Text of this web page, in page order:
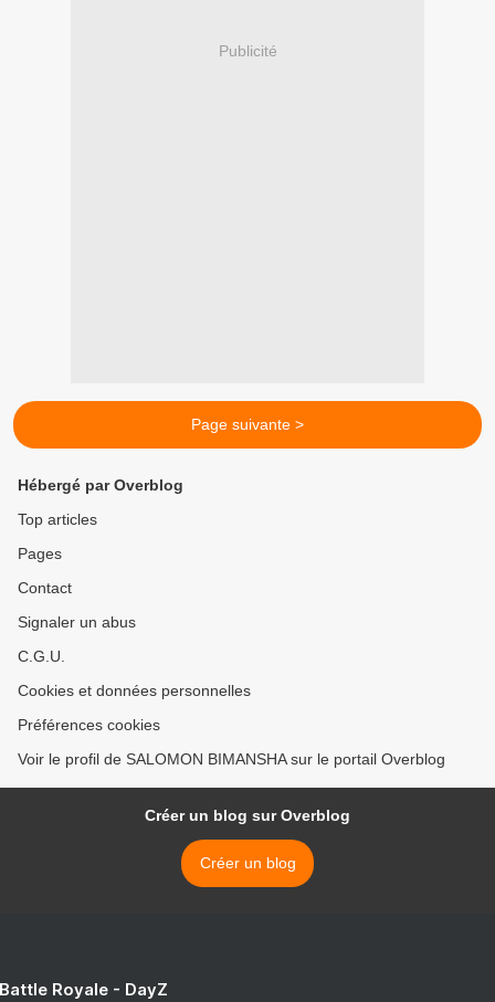
Publicité
Page suivante >
Hébergé par Overblog
Top articles
Pages
Contact
Signaler un abus
C.G.U.
Cookies et données personnelles
Préférences cookies
Voir le profil de SALOMON BIMANSHA sur le portail Overblog
Créer un blog sur Overblog
Créer un blog
Royale - DayZ